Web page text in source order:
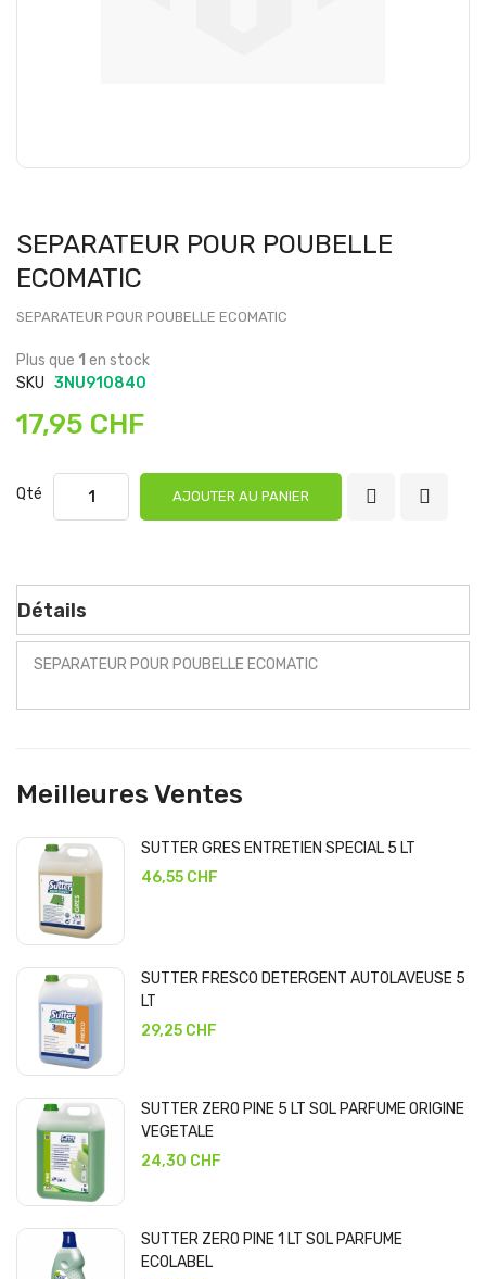
SEPARATEUR POUR POUBELLE
ECOMATIC
SEPARATEUR POUR POUBELLE ECOMATIC
Plus que 1 en stock
SKU 3NU910840
17,95 CHF
Qté AJOUTER AU PANIER
Détails
SEPARATEUR POUR POUBELLE ECOMATIC
Meilleures Ventes
SUTTER GRES ENTRETIEN SPECIAL 5 LT
46,55 CHF
SUTTER FRESCO DETERGENT AUTOLAVEUSE 5
LT
29,25 CHF
SUTTER ZERO PINE 5 LT SOL PARFUME ORIGINE
VEGETALE
24,30 CHF
SUTTER ZERO PINE 1 LT SOL PARFUME
ECOLABEL